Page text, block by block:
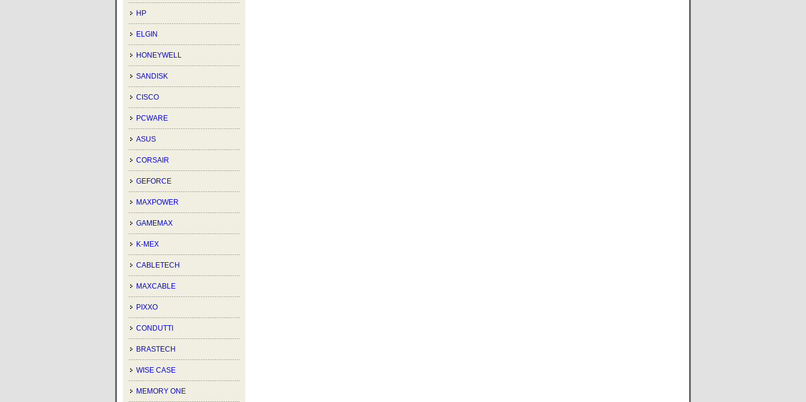
HP
ELGIN
HONEYWELL
SANDISK
CISCO
PCWARE
ASUS
CORSAIR
GEFORCE
MAXPOWER
GAMEMAX
K-MEX
CABLETECH
MAXCABLE
PIXXO
CONDUTTI
BRASTECH
WISE CASE
MEMORY ONE